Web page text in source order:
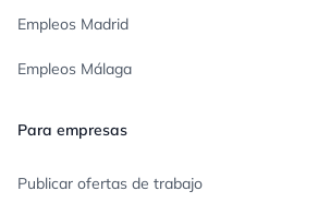
Empleos Madrid
Empleos Málaga
Para empresas
Publicar ofertas de trabajo